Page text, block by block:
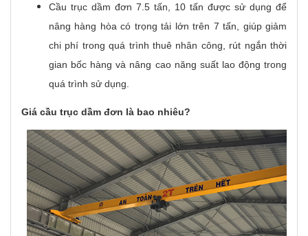
Cầu trục dầm đơn 7.5 tấn, 10 tấn được sử dụng để
nâng hàng hòa có trọng tải lớn trên 7 tấn, giúp giảm
chi phí trong quá trình thuê nhân công, rút ngắn thời
gian bốc hàng và nâng cao năng suất lao động trong
quá trình sử dụng.
Giá cầu trục dầm đơn là bao nhiêu?